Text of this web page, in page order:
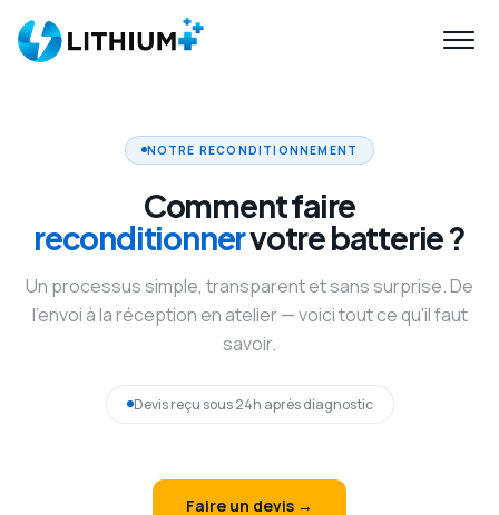
NOTRE RECONDITIONNEMENT
Comment faire
reconditionnervotre batterie ?
Un processus simple, transparent et sans surprise. De
l'envoi à la réception en atelier — voici tout ce qu'il faut
savoir.
Devis reçu sous 24h après diagnostic
Faire un devis →